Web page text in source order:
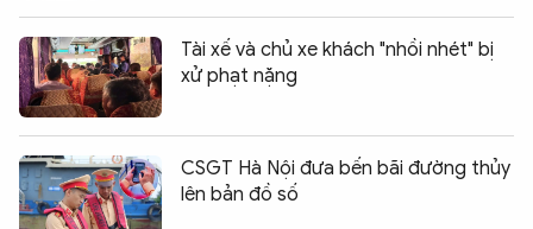
Tài xế và chủ xe khách "nhồi nhét" bị
xử phạt nặng
CSGT Hà Nội đưa bến bãi đường thủy
lên bản đồ số